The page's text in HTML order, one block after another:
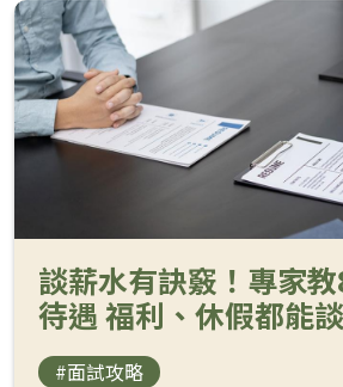
談薪水有訣竅！專家
待遇 福利、休假都能談
#面試攻略